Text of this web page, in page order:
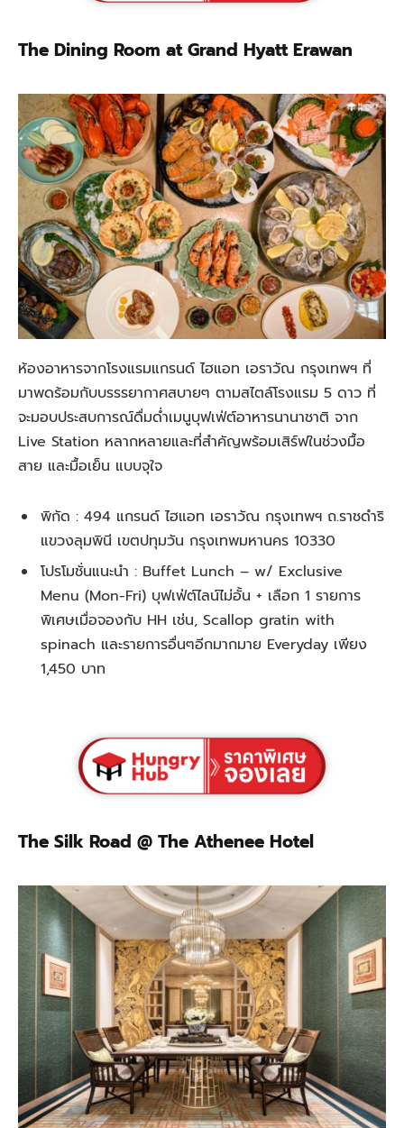
The Dining Room at Grand Hyatt Erawan
ห้องอาหารจากโรงแรมแกรนด์ ไฮแอท เอราวัณ กรุงเทพฯ ที่
มาพดร้อมกับบรรรยากาศสบายๆ ตามสไตล์โรงแรม 5 ดาว ที่
จะมอบประสบการณ์ดื่มด่ำเมนูบุฟเฟ่ต์อาหารนานาชาติ จาก
Live Station หลากหลายและที่สำคัญพร้อมเสิร์ฟในช่วงมื้อ
สาย และมื้อเย็น แบบจุใจ
พิกัด : 494 แกรนด์ ไฮแอท เอราวัณ กรุงเทพฯ ถ.ราชดำริ
แขวงลุมพินี เขตปทุมวัน กรุงเทพมหานคร 10330
โปรโมชั่นแนะนำ : Buffet Lunch – w/ Exclusive
Menu (Mon-Fri) บุฟเฟ่ต์ไลน์ไม่อั้น + เลือก 1 รายการ
พิเศษเมื่อจองกับ HH เช่น, Scallop gratin with
spinach และรายการอื่นๆอีกมากมาย Everyday เพียง
1,450 บาท
The Silk Road @ The Athenee Hotel